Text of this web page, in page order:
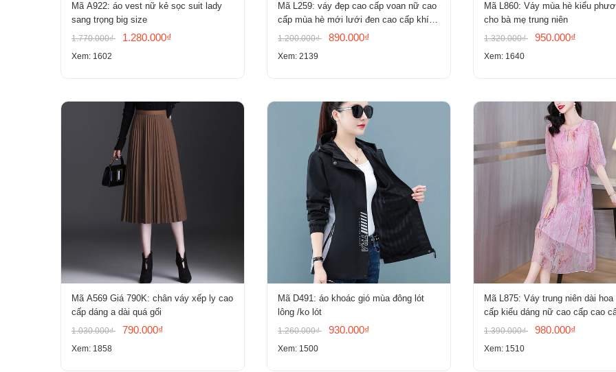
Mã A922: áo vest nữ kẻ sọc suit lady
sang trọng big size
1.770.000₫ 1.280.000₫
Xem: 1602
Mã L259: váy đẹp cao cấp voan nữ cao
cấp mùa hè mới lưới đen cao cấp khí
chất nhỏ tay ngắn
1.200.000₫ 890.000₫
Xem: 2139
Mã L860: Váy mùa hè kiểu
cho bà mẹ trung niên
1.320.000₫ 950.000₫
Xem: 1640
Mã A569 Giá 790K: chân váy xếp ly cao
cấp dáng a dài quá gối
1.030.000₫ 790.000₫
Xem: 1858
Mã D491: áo khoác gió mùa đông lót
lông /ko lót
1.260.000₫ 930.000₫
Xem: 1500
Mã L875: Váy trung niên dài
cấp kiểu dáng nữ cao cấp cao
1.390.000₫ 980.000₫
Xem: 1510